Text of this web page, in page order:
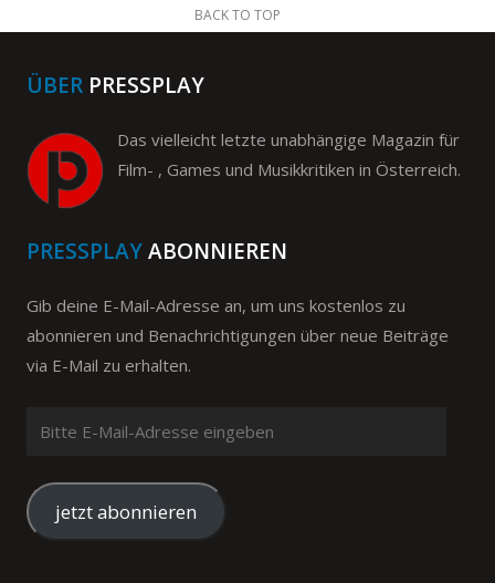
BACK TO TOP
ÜBER PRESSPLAY
Das vielleicht letzte unabhängige Magazin für
Film- , Games und Musikkritiken in Österreich.
PRESSPLAYABONNIEREN
Gib deine E-Mail-Adresse an, um uns kostenlos zu
abonnieren und Benachrichtigungen über neue Beiträge
via E-Mail zu erhalten.
Mail-
Adresse
eingeben
jetzt abonnieren